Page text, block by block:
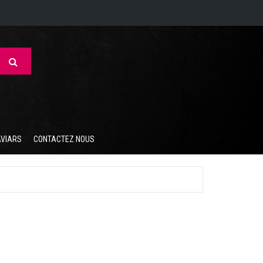
CONTACTEZ NOUS